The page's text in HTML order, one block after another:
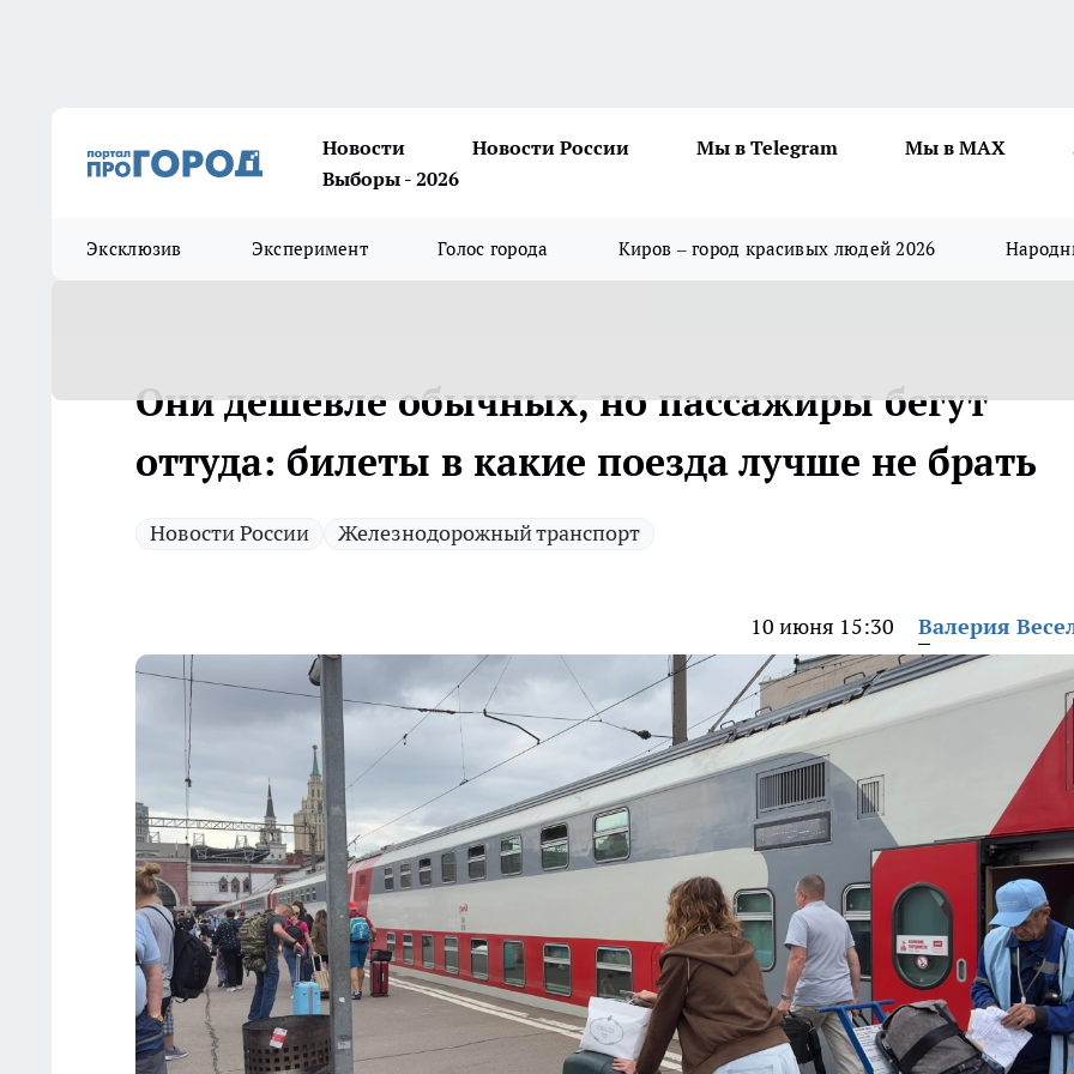
Новости Новости России Мы в Telegram Мы в MAX
Выборы - 2026
Эксклюзив Эксперимент Голос города Киров – город красивых людей 2026
Они дешевле обычных, но пассажиры бегут
оттуда: билеты в какие поезда лучше не брать
Новости России Железнодорожный транспорт
10 июня 15:30 Валерия